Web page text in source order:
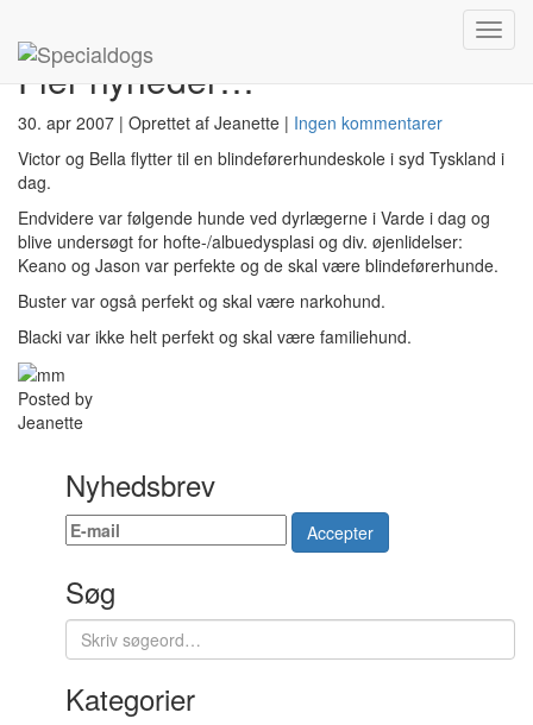
Fler nyheder…
30. apr 2007 | Oprettet af Jeanette | Ingen kommentarer
Victor og Bella flytter til en blindeførerhundeskole i syd Tyskland i
dag.
Endvidere var følgende hunde ved dyrlægerne i Varde i dag og
blive undersøgt for hofte-/albuedysplasi og div. øjenlidelser:
Keano og Jason var perfekte og de skal være blindeførerhunde.
Buster var også perfekt og skal være narkohund.
Blacki var ikke helt perfekt og skal være familiehund.
Posted by
Jeanette
Nyhedsbrev
Accepter
Søg
Kategorier